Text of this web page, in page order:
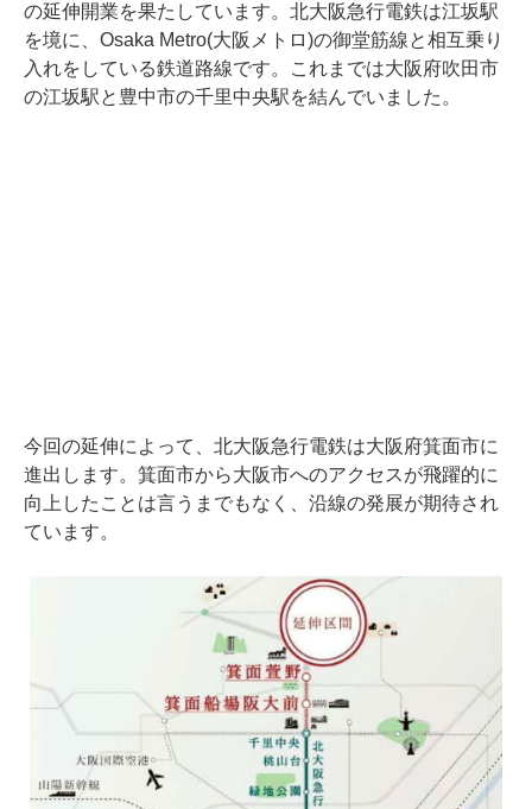
の延伸開業を果たしています。北大阪急行電鉄は江坂駅
を境に、Osaka Metro(大阪メトロ)の御堂筋線と相互乗り
入れをしている鉄道路線です。これまでは大阪府吹田市
の江坂駅と豊中市の千里中央駅を結んでいました。
今回の延伸によって、北大阪急行電鉄は大阪府箕面市に
進出します。箕面市から大阪市へのアクセスが飛躍的に
向上したことは言うまでもなく、沿線の発展が期待され
ています。